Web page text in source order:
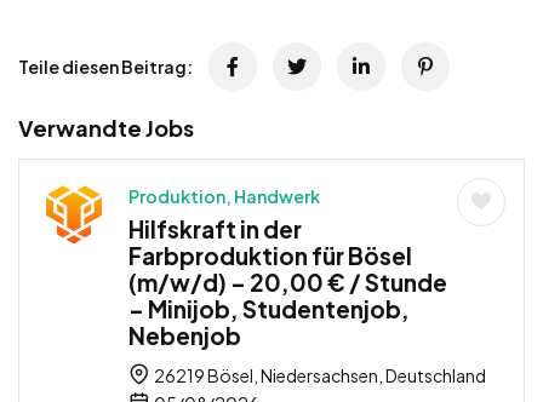
Teile diesen Beitrag:
Verwandte Jobs
Produktion, Handwerk
Hilfskraft in der
Farbproduktion für Bösel
(m/w/d) – 20,00 € / Stunde
– Minijob, Studentenjob,
Nebenjob
26219 Bösel, Niedersachsen, Deutschland